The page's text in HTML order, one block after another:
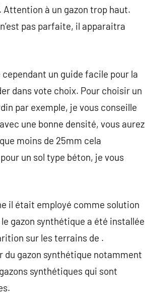
Attention à un gazon trop haut.
pas parfaite, il apparaitra
un guide facile pour la
dans vote choix. Pour choisir un
par exemple, je vous conseille
une bonne densité, vous aurez
moins de 25mm cela
un sol type béton, je vous
il était employé comme solution
gazon synthétique a été installée
sur les terrains de .
du gazon synthétique notamment
synthétiques qui sont